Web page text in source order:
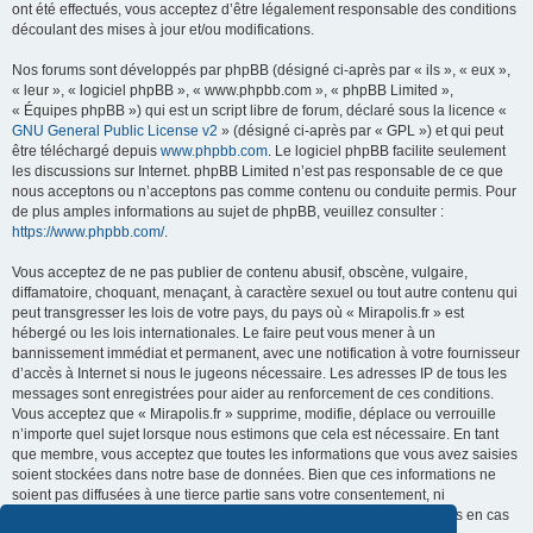
ont été effectués, vous acceptez d’être légalement responsable des conditions
découlant des mises à jour et/ou modifications.
Nos forums sont développés par phpBB (désigné ci-après par « ils », « eux »,
« leur », « logiciel phpBB », « www.phpbb.com », « phpBB Limited »,
« Équipes phpBB ») qui est un script libre de forum, déclaré sous la licence «
GNU General Public License v2 » (désigné ci-après par « GPL ») et qui peut
être téléchargé depuis www.phpbb.com. Le logiciel phpBB facilite seulement
les discussions sur Internet. phpBB Limited n’est pas responsable de ce que
nous acceptons ou n’acceptons pas comme contenu ou conduite permis. Pour
de plus amples informations au sujet de phpBB, veuillez consulter :
https://www.phpbb.com/.
Vous acceptez de ne pas publier de contenu abusif, obscène, vulgaire,
diffamatoire, choquant, menaçant, à caractère sexuel ou tout autre contenu qui
peut transgresser les lois de votre pays, du pays où « Mirapolis.fr » est
hébergé ou les lois internationales. Le faire peut vous mener à un
bannissement immédiat et permanent, avec une notification à votre fournisseur
d’accès à Internet si nous le jugeons nécessaire. Les adresses IP de tous les
messages sont enregistrées pour aider au renforcement de ces conditions.
Vous acceptez que « Mirapolis.fr » supprime, modifie, déplace ou verrouille
n’importe quel sujet lorsque nous estimons que cela est nécessaire. En tant
que membre, vous acceptez que toutes les informations que vous avez saisies
soient stockées dans notre base de données. Bien que ces informations ne
soient pas diffusées à une tierce partie sans votre consentement, ni
« Mirapolis.fr », ni phpBB ne pourront être tenus comme responsables en cas